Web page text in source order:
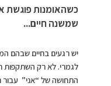
כשהאומנות
שמשנה חיים...
יש רגעים בחיים שבהם
לגמרי. לא רק השתקפות
התחושה של “אני” עבור